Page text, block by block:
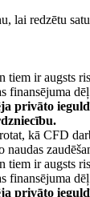
lai redzētu
tiem ir augsts
finansējuma
privāto
kā CFD
naudas
tiem ir augsts
finansējuma
privāto